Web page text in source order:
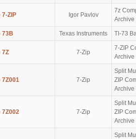
7-ZIP Igor Pavlov
7z
Archive
73B Texas Instruments TI-73
7Z 7-Zip
7-ZIP
Archive
7Z001 7-Zip
Split
ZIP
Archive
7Z002 7-Zip
Split
ZIP
Archive
Split